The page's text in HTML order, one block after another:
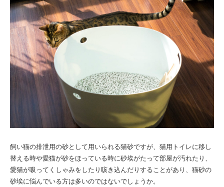
飼い猫の排泄用の砂として用いられる猫砂ですが、猫用トイレに移し
替える時や愛猫が砂をほっている時に砂埃がたって部屋が汚れたり、
愛猫が吸ってくしゃみをしたり咳き込んだりすることがあり、猫砂の
砂埃に悩んでいる方は多いのではないでしょうか。